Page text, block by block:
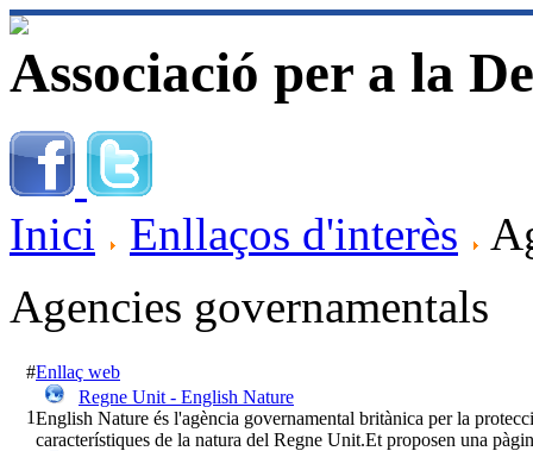
Associació per a la
Inici Enllaços d'interès
Agencies governamentals
#Enllaç web
1
Regne Unit - English Nature
English Nature és l'agència governamental britànica per la
característiques de la natura del Regne Unit.Et proposen una